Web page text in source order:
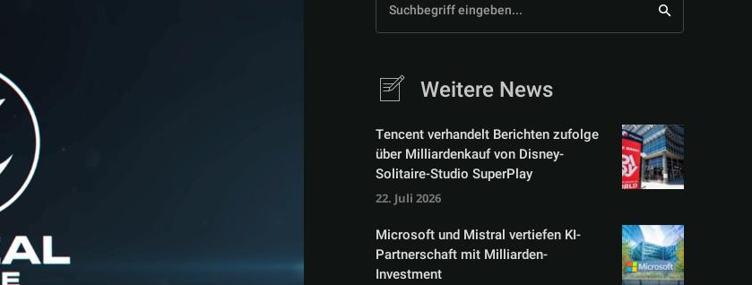
Suchbegriff eingeben...
Weitere News
Tencent verhandelt Berichten zufolge
über Milliardenkauf von Disney-
Solitaire-Studio SuperPlay
22. Juli 2026
Microsoft und Mistral vertiefen KI-
Partnerschaft mit Milliarden-
Investment